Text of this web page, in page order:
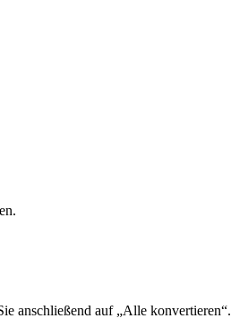
anschließend auf „Alle konvertieren“.